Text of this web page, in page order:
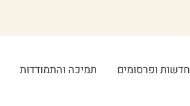
חדשות ופרסומים תמיכה והתמודדות